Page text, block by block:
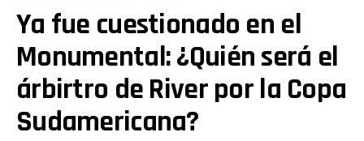
Ya fue cuestionado en el
Monumental: ¿Quién será el
árbirtro de River por la Copa
Sudamericana?